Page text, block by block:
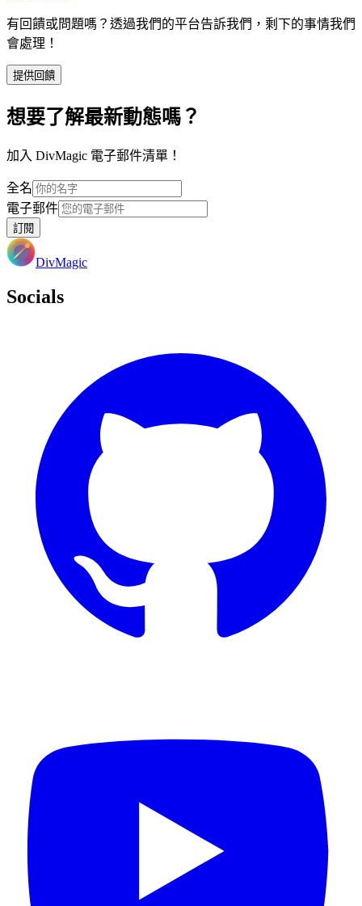
有回饋或問題嗎？透過我們的平台告訴我們，剩下的事情我們
會處理！
提供回饋
想要了解最新動態嗎？
加入 DivMagic 電子郵件清單！
全名
電子郵件
訂閱
DivMagic
Socials